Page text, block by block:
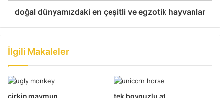
doğal dünyamızdaki en çeşitli ve egzotik hayvanlar
İlgili Makaleler
çirkin maymun tek boynuzlu at